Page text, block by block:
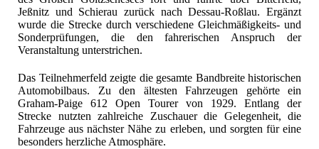
Jeßnitz und Schierau zurück nach Dessau‑Roßlau. Ergänzt
wurde die Strecke durch verschiedene Gleichmäßigkeits- und
Sonderprüfungen, die den fahrerischen Anspruch der
Veranstaltung unterstrichen.
Das Teilnehmerfeld zeigte die gesamte Bandbreite historischen
Automobilbaus. Zu den ältesten Fahrzeugen gehörte ein
Graham‑Paige 612 Open Tourer von 1929. Entlang der
Strecke nutzten zahlreiche Zuschauer die Gelegenheit, die
Fahrzeuge aus nächster Nähe zu erleben, und sorgten für eine
besonders herzliche Atmosphäre.